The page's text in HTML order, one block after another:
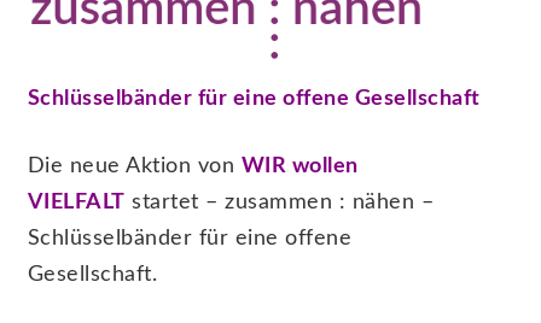
Schlüsselbänder für eine offene Gesellschaft
Die neue Aktion von WIR wollen
VIELFALT startet – zusammen : nähen –
Schlüsselbänder für eine offene
Gesellschaft.